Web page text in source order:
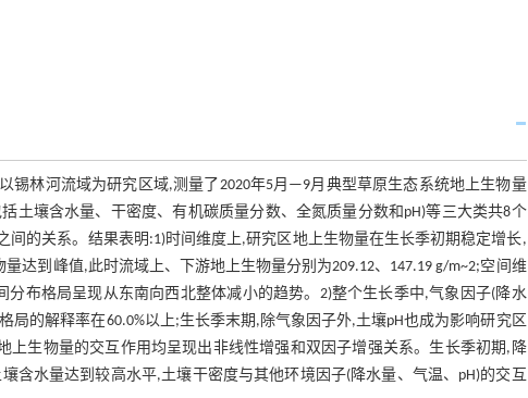
锡林河流域为研究区域,测量了2020年5月—9月典型草原生态系统地上生物量
土壤含水量、干密度、有机碳质量分数、全氮质量分数和pH)等三大类共8个
的关系。结果表明:1)时间维度上,研究区地上生物量在生长季初期稳定增长,
达到峰值,此时流域上、下游地上生物量分别为209.12、147.19 g/m~2;空间维
布格局呈现从东南向西北整体减小的趋势。2)整个生长季中,气象因子(降水
的解释率在60.0%以上;生长季末期,除气象因子外,土壤pH也成为影响研究区
生物量的交互作用均呈现出非线性增强和双因子增强关系。生长季初期,降
含水量达到较高水平,土壤干密度与其他环境因子(降水量、气温、pH)的交互